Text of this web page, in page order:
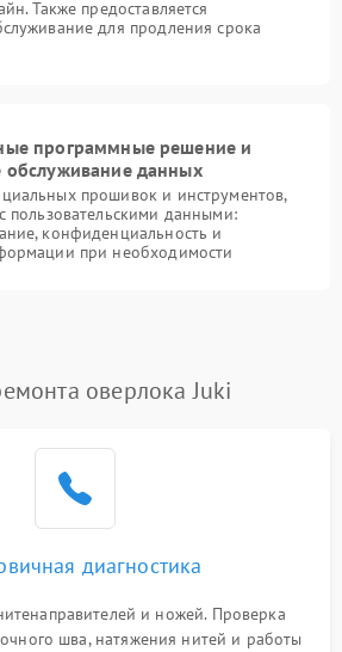
Также предоставляется
для продления срока
программные решение и
обслуживание данных
прошивок и инструментов,
пользовательскими данными:
конфиденциальность и
при необходимости
оверлока Juki
диагностика
и ножей. Проверка
шва, натяжения нитей и работы